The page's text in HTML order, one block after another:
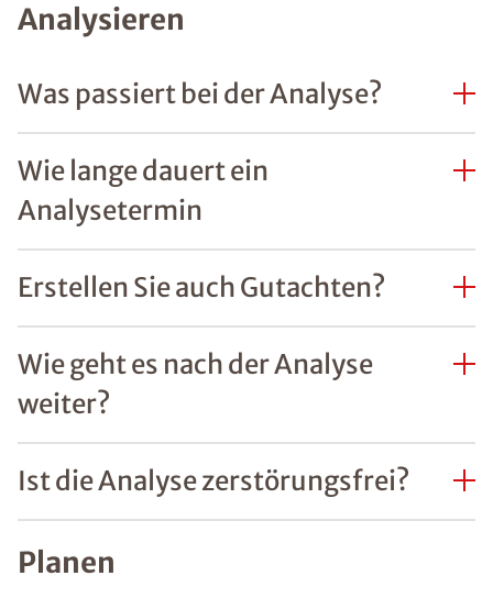
Analysieren
Was passiert bei der Analyse?
Wie lange dauert ein
Analysetermin
Erstellen Sie auch Gutachten?
Wie geht es nach der Analyse
weiter?
Ist die Analyse zerstörungsfrei?
Planen